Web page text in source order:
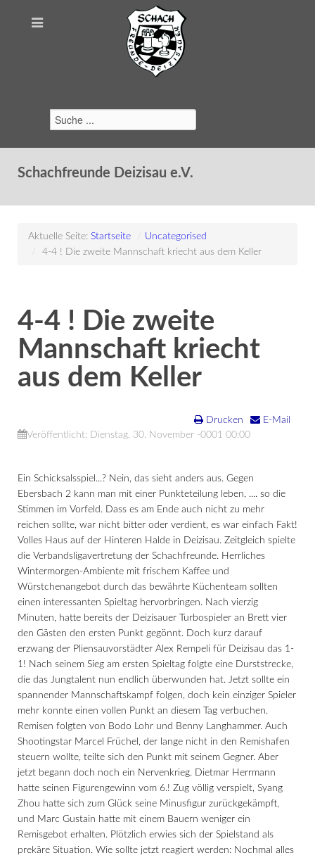
Schachfreunde Deizisau e.V.
Aktuelle Seite: Startseite /
Uncategorised
/
4-4 ! Die zweite Mannschaft kriecht aus dem Keller
4-4 ! Die zweite
Mannschaft kriecht
aus dem Keller
Drucken
E-Mail
Veröffentlicht: Dienstag, 30. November -0001 00:00
Ein Schicksalsspiel...? Nein, das sieht anders aus. Gegen
Ebersbach 2 kann man mit einer Punkteteilung leben, .... so die
Stimmen im Vorfeld. Dass es am Ende auch nicht zu mehr
reichen sollte, war nicht bitter oder verdient, es war einfach Fakt!
Volles Haus auf der Hinteren Halde in Deizisau. Zeitgleich spielte
die Verbandsligavertretung der Schachfreunde. Herrliches
Wintermorgen-Ambiente mit frischem Kaffee und
Würstchenangebot durch das bewährte Küchenteam sollten
einen interessanten Spieltag hervorbringen. Nach vierzig
Minuten, hatte bereits der Deizisauer Turbospieler an Brett vier
den Gästen den ersten Punkt gegönnt. Doch kurz darauf
erzwang der Pliensauvorstädter Alex Rempeli für Deizisau das 1-
1! Nach seinem Sieg am ersten Spieltag folgte eine Durststrecke,
die das Jungtalent nun endlich überwunden hat. Jetzt sollte ein
spannender Mannschaftskampf folgen, doch kein einziger Spieler
mehr konnte einen vollen Punkt an diesem Tag verbuchen.
Remisen folgten von Bodo Lohr und Benny Langhammer. Auch
Shootingstar Marcel Früchel, der lange nicht in den Remishafen
steuern wollte, teilte sich den Punkt mit seinem Gegner. Aber
jetzt begann doch noch ein Nervenkrieg. Dietmar Herrmann
hatte seinen Figurengewinn vom 6.! Zug völlig verspielt, Syang
Zhou hatte sich zum Glück seine Minusfigur zurückgekämpft,
und Marc Gustain hatte mit einem Bauern weniger ein
Remisgebot erhalten. Plötzlich erwies sich der Spielstand als
prekäre Situation. Wie sollte jetzt reagiert werden: Nochmal alles